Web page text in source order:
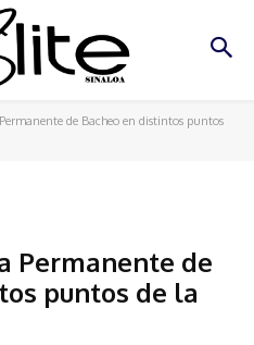
de Bacheo en distintos puntos
Permanente de
puntos de la